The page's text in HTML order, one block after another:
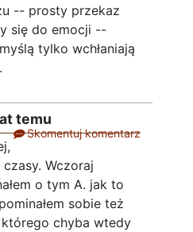
-- prosty przekaz
się do emocji --
tylko wchłaniają
temu
Skomentuj komentarz
Wczoraj
o tym A. jak to
sobie też
którego chyba wtedy